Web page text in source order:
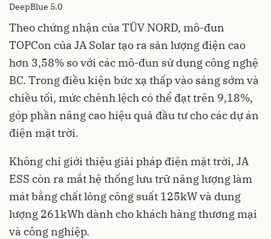
DeepBlue 5.0
Theo chứng nhận của TÜV NORD, mô-đun
TOPCon của JA Solar tạo ra sản lượng điện cao
hơn 3,58% so với các mô-đun sử dụng công nghệ
BC. Trong điều kiện bức xạ thấp vào sáng sớm và
chiều tối, mức chênh lệch có thể đạt trên 9,18%,
góp phần nâng cao hiệu quả đầu tư cho các dự án
điện mặt trời.
Không chỉ giới thiệu giải pháp điện mặt trời, JA
ESS còn ra mắt hệ thống lưu trữ năng lượng làm
mát bằng chất lỏng công suất 125kW và dung
lượng 261kWh dành cho khách hàng thương mại
và công nghiệp.